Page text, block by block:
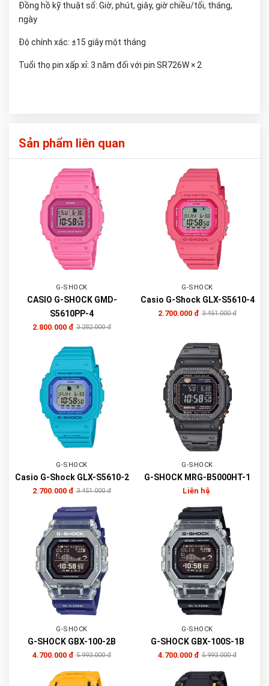
Đồng hồ kỹ thuật số: Giờ, phút, giây, giờ chiều/tối, tháng,
ngày
Độ chính xác: ±15 giây một tháng
Tuổi thọ pin xấp xỉ: 3 năm đối với pin SR726W × 2
Sản phẩm liên quan
G-SHOCK
CASIO G-SHOCK GMD-
S5610PP-4
2.800.000 đ 3.282.000 đ
G-SHOCK
Casio G-Shock GLX-S5610-4
2.700.000 đ 3.451.000 đ
G-SHOCK
Casio G-Shock GLX-S5610-2
2.700.000 đ 3.451.000 đ
G-SHOCK
G-SHOCK MRG-B5000HT-1
Liên hệ
G-SHOCK
G-SHOCK GBX-100-2B
4.700.000 đ 5.993.000 đ
G-SHOCK
G-SHOCK GBX-100S-1B
4.700.000 đ 5.993.000 đ